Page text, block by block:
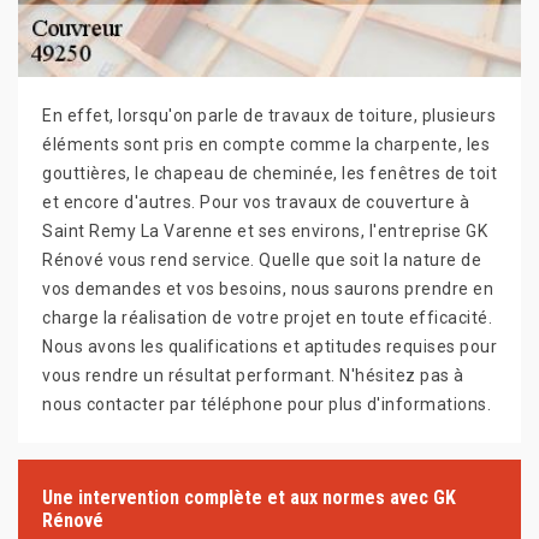
En effet, lorsqu'on parle de travaux de toiture, plusieurs
éléments sont pris en compte comme la charpente, les
gouttières, le chapeau de cheminée, les fenêtres de toit
et encore d'autres. Pour vos travaux de couverture à
Saint Remy La Varenne et ses environs, l'entreprise GK
Rénové vous rend service. Quelle que soit la nature de
vos demandes et vos besoins, nous saurons prendre en
charge la réalisation de votre projet en toute efficacité.
Nous avons les qualifications et aptitudes requises pour
vous rendre un résultat performant. N'hésitez pas à
nous contacter par téléphone pour plus d'informations.
Une intervention complète et aux normes avec GK
Rénové